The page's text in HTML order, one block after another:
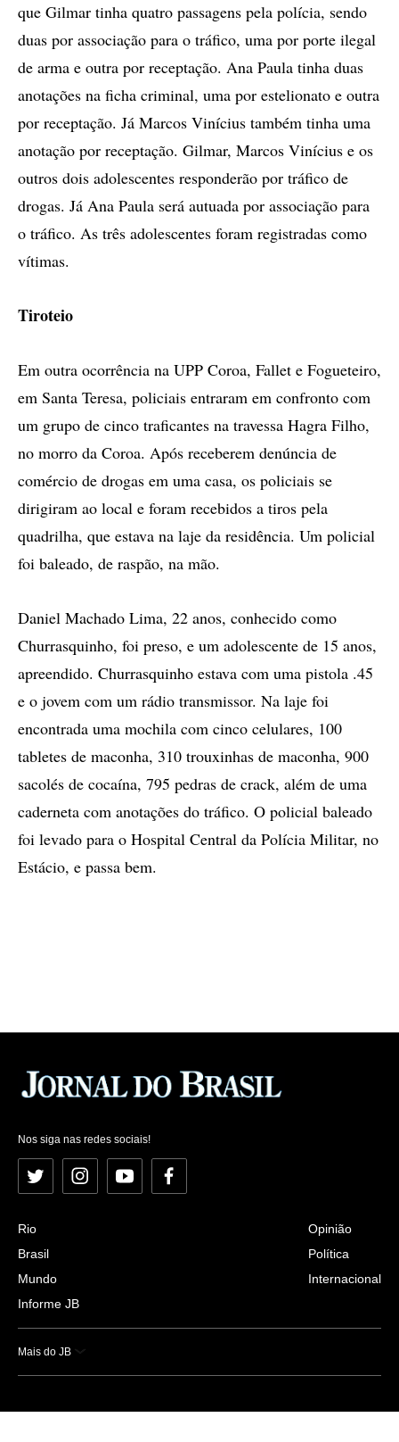
que Gilmar tinha quatro passagens pela polícia, sendo
duas por associação para o tráfico, uma por porte ilegal
de arma e outra por receptação. Ana Paula tinha duas
anotações na ficha criminal, uma por estelionato e outra
por receptação. Já Marcos Vinícius também tinha uma
anotação por receptação. Gilmar, Marcos Vinícius e os
outros dois adolescentes responderão por tráfico de
drogas. Já Ana Paula será autuada por associação para
o tráfico. As três adolescentes foram registradas como
vítimas.
Tiroteio
Em outra ocorrência na UPP Coroa, Fallet e Fogueteiro,
em Santa Teresa, policiais entraram em confronto com
um grupo de cinco traficantes na travessa Hagra Filho,
no morro da Coroa. Após receberem denúncia de
comércio de drogas em uma casa, os policiais se
dirigiram ao local e foram recebidos a tiros pela
quadrilha, que estava na laje da residência. Um policial
foi baleado, de raspão, na mão.
Daniel Machado Lima, 22 anos, conhecido como
Churrasquinho, foi preso, e um adolescente de 15 anos,
apreendido. Churrasquinho estava com uma pistola .45
e o jovem com um rádio transmissor. Na laje foi
encontrada uma mochila com cinco celulares, 100
tabletes de maconha, 310 trouxinhas de maconha, 900
sacolés de cocaína, 795 pedras de crack, além de uma
caderneta com anotações do tráfico. O policial baleado
foi levado para o Hospital Central da Polícia Militar, no
Estácio, e passa bem.
Nos siga nas redes sociais!
Twitter InstagramYouTubeFacebook
Rio
Brasil
Mundo
Informe JB
Opinião
Política
Internacional
Mais do JB
Esportes